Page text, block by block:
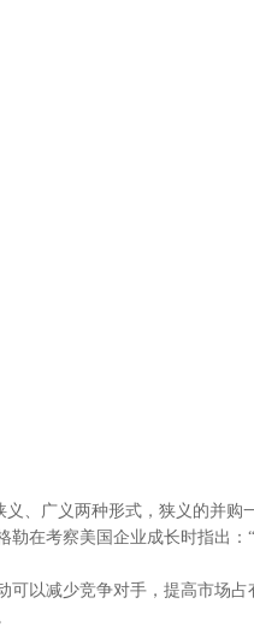
、广义两种形式，狭义的并购
在考察美国企业成长时指出：
以减少竞争对手，提高市场占